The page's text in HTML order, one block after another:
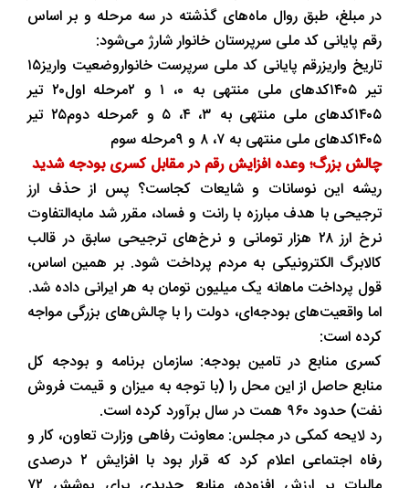
در مبلغ، طبق روال ماه‌های گذشته در سه مرحله و بر اساس
رقم پایانی کد ملی سرپرستان خانوار شارژ می‌شود:
تاریخ واریزرقم پایانی کد ملی سرپرست خانواروضعیت واریز۱۵
تیر ۱۴۰۵کدهای ملی منتهی به ۰، ۱ و ۲مرحله اول۲۰ تیر
۱۴۰۵کدهای ملی منتهی به ۳، ۴، ۵ و ۶مرحله دوم۲۵ تیر
۱۴۰۵کدهای ملی منتهی به ۷، ۸ و ۹مرحله سوم
چالش بزرگ؛ وعده افزایش رقم در مقابل کسری بودجه شدید
ریشه این نوسانات و شایعات کجاست؟ پس از حذف ارز
ترجیحی با هدف مبارزه با رانت و فساد، مقرر شد مابه‌التفاوت
نرخ ارز ۲۸ هزار تومانی و نرخ‌های ترجیحی سابق در قالب
کالابرگ الکترونیکی به مردم پرداخت شود. بر همین اساس،
قول پرداخت ماهانه یک میلیون تومان به هر ایرانی داده شد.
اما واقعیت‌های بودجه‌ای، دولت را با چالش‌های بزرگی مواجه
کرده است:
کسری منابع در تامین بودجه: سازمان برنامه و بودجه کل
منابع حاصل از این محل را (با توجه به میزان و قیمت فروش
نفت) حدود ۹۶۰ همت در سال برآورد کرده است.
رد لایحه کمکی در مجلس: معاونت رفاهی وزارت تعاون، کار و
رفاه اجتماعی اعلام کرد که قرار بود با افزایش ۲ درصدی